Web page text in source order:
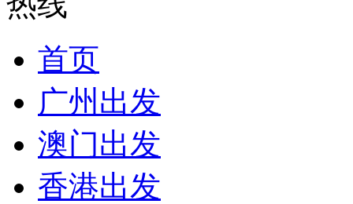
首页
广州出发
澳门出发
香港出发